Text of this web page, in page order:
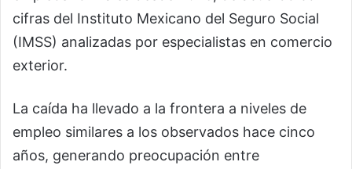
cifras del Instituto Mexicano del Seguro Social
(IMSS) analizadas por especialistas en comercio
exterior.
La caída ha llevado a la frontera a niveles de
empleo similares a los observados hace cinco
años, generando preocupación entre